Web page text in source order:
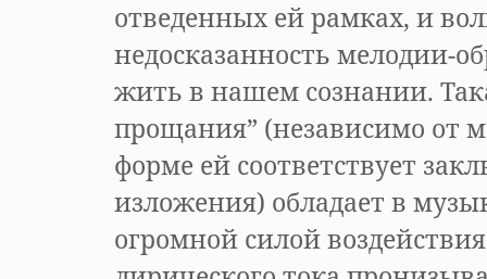
отведенных ей рамках, и
недосказанность мелодии-
жить в нашем сознании.
прощания” (независимо от
форме ей соответствует
изложения) обладает в
огромной силой